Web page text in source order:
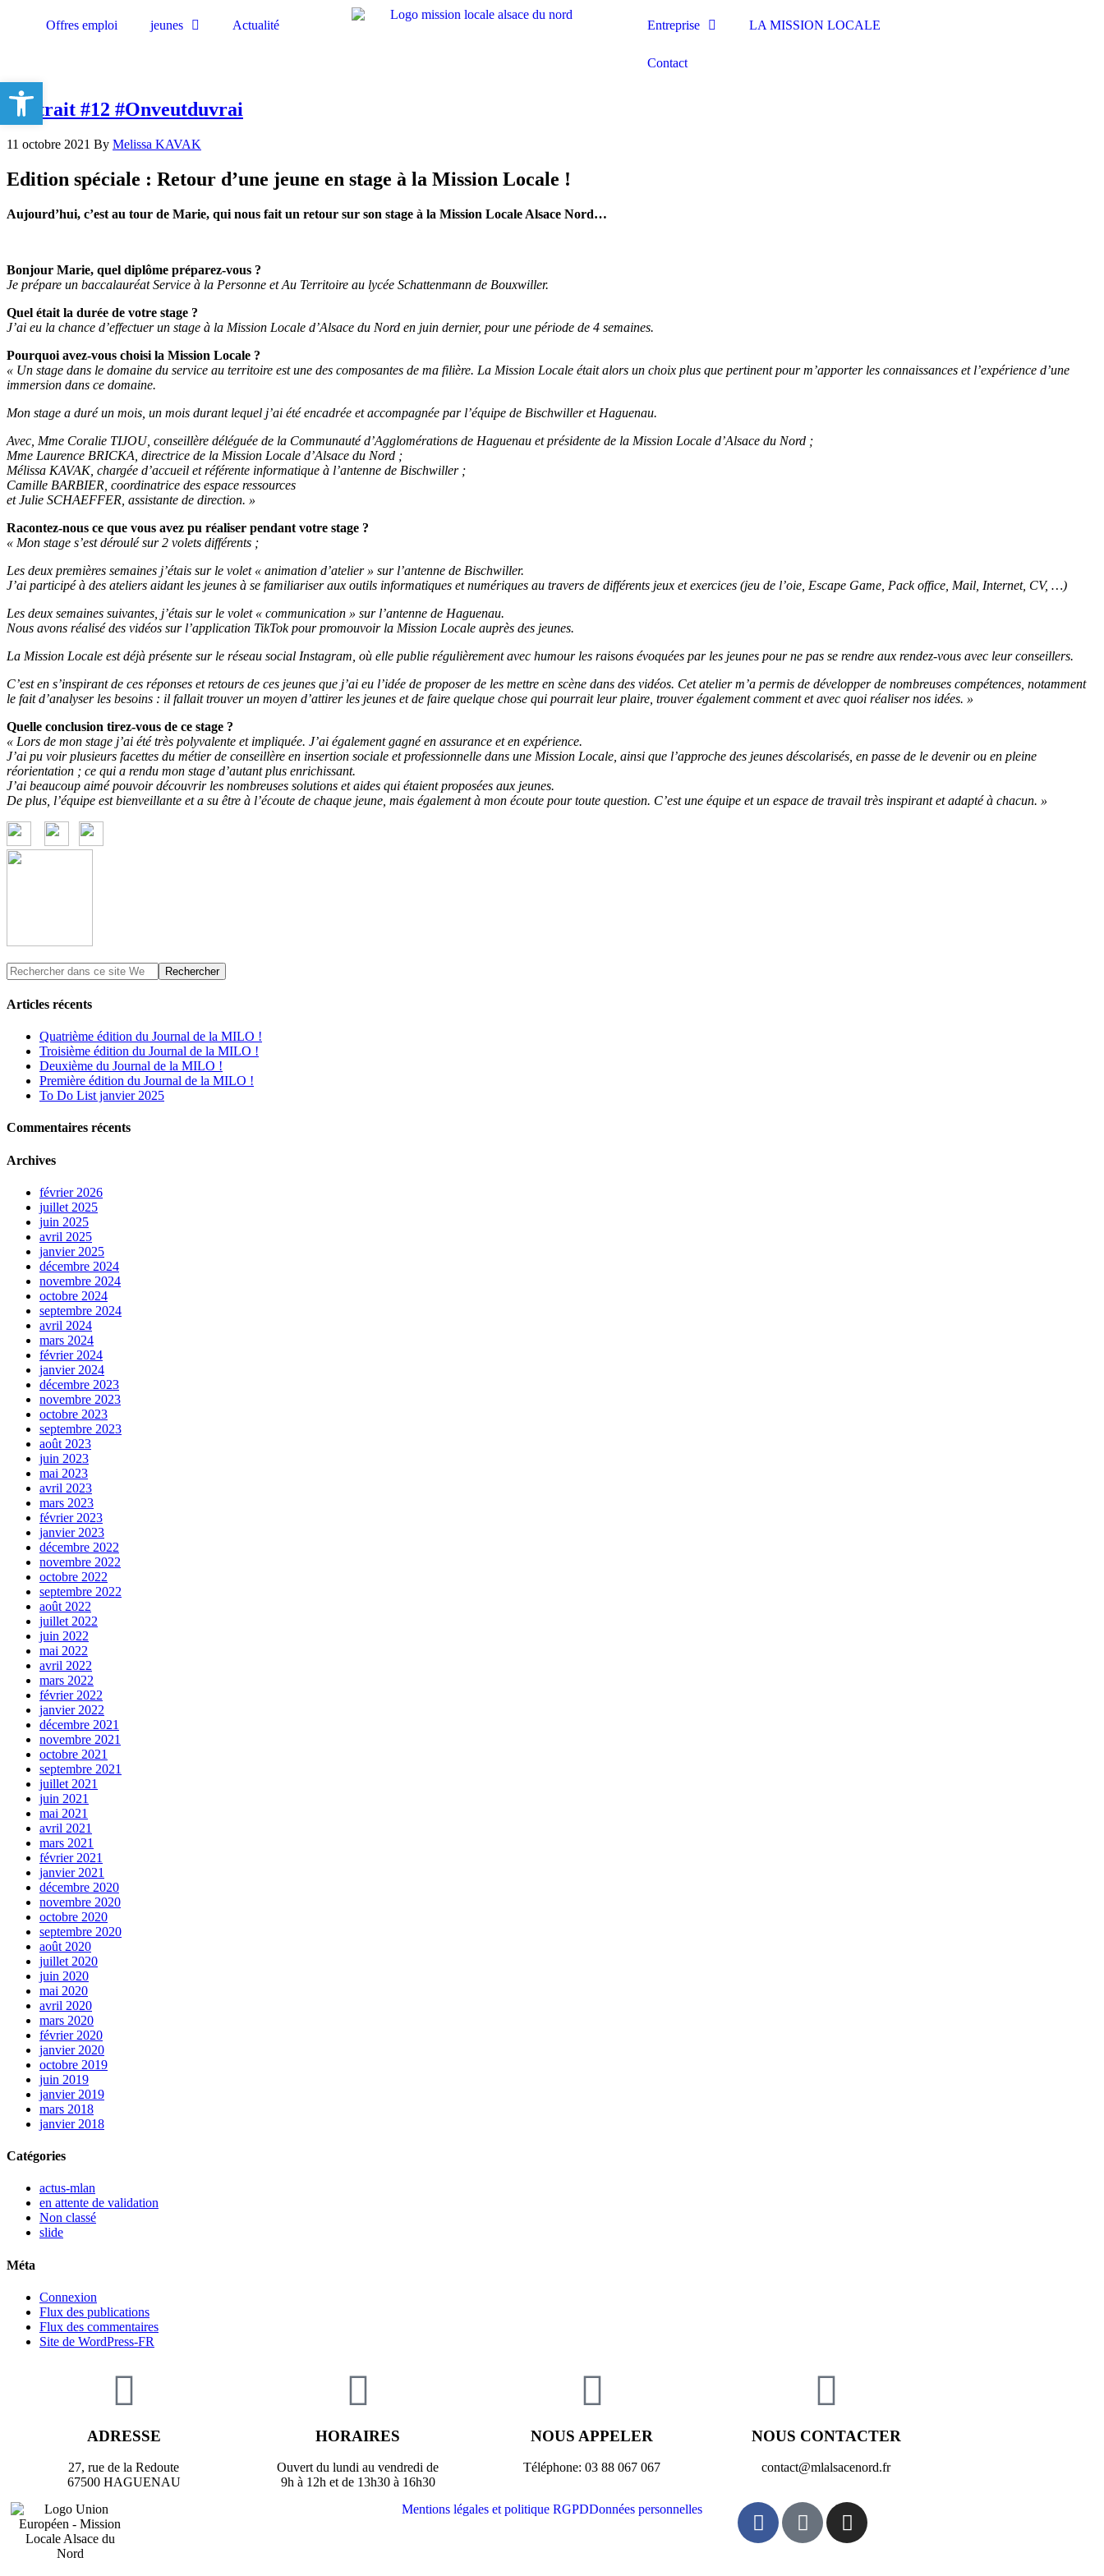
Offres emploi jeunes Actualité Entreprise LA MISSION LOCALE
Contact
Portrait #12 #Onveutduvrai
11 octobre 2021 By Melissa KAVAK
Edition spéciale : Retour d’une jeune en stage à la Mission Locale !
Aujourd’hui, c’est au tour de Marie, qui nous fait un retour sur son stage à la Mission Locale Alsace Nord…
Bonjour Marie, quel diplôme préparez-vous ?
Je prépare un baccalauréat Service à la Personne et Au Territoire au lycée Schattenmann de Bouxwiller.
Quel était la durée de votre stage ?
J’ai eu la chance d’effectuer un stage à la Mission Locale d’Alsace du Nord en juin dernier, pour une période de 4 semaines.
Pourquoi avez-vous choisi la Mission Locale ?
« Un stage dans le domaine du service au territoire est une des composantes de ma filière. La Mission Locale était alors un choix plus que pertinent pour m’apporter les connaissances et l’expérience d’une
immersion dans ce domaine.
Mon stage a duré un mois, un mois durant lequel j’ai été encadrée et accompagnée par l’équipe de Bischwiller et Haguenau.
Avec, Mme Coralie TIJOU, conseillère déléguée de la Communauté d’Agglomérations de Haguenau et présidente de la Mission Locale d’Alsace du Nord ;
Mme Laurence BRICKA, directrice de la Mission Locale d’Alsace du Nord ;
Mélissa KAVAK, chargée d’accueil et référente informatique à l’antenne de Bischwiller ;
Camille BARBIER, coordinatrice des espace ressources
et Julie SCHAEFFER, assistante de direction. »
Racontez-nous ce que vous avez pu réaliser pendant votre stage ?
« Mon stage s’est déroulé sur 2 volets différents ;
Les deux premières semaines j’étais sur le volet « animation d’atelier » sur l’antenne de Bischwiller.
J’ai participé à des ateliers aidant les jeunes à se familiariser aux outils informatiques et numériques au travers de différents jeux et exercices (jeu de l’oie, Escape Game, Pack office, Mail, Internet, CV, …)
Les deux semaines suivantes, j’étais sur le volet « communication » sur l’antenne de Haguenau.
Nous avons réalisé des vidéos sur l’application TikTok pour promouvoir la Mission Locale auprès des jeunes.
La Mission Locale est déjà présente sur le réseau social Instagram, où elle publie régulièrement avec humour les raisons évoquées par les jeunes pour ne pas se rendre aux rendez-vous avec leur conseillers.
C’est en s’inspirant de ces réponses et retours de ces jeunes que j’ai eu l’idée de proposer de les mettre en scène dans des vidéos. Cet atelier m’a permis de développer de nombreuses compétences, notamment
le fait d’analyser les besoins : il fallait trouver un moyen d’attirer les jeunes et de faire quelque chose qui pourrait leur plaire, trouver également comment et avec quoi réaliser nos idées. »
Quelle conclusion tirez-vous de ce stage ?
« Lors de mon stage j’ai été très polyvalente et impliquée. J’ai également gagné en assurance et en expérience.
J’ai pu voir plusieurs facettes du métier de conseillère en insertion sociale et professionnelle dans une Mission Locale, ainsi que l’approche des jeunes déscolarisés, en passe de le devenir ou en pleine
réorientation ; ce qui a rendu mon stage d’autant plus enrichissant.
J’ai beaucoup aimé pouvoir découvrir les nombreuses solutions et aides qui étaient proposées aux jeunes.
De plus, l’équipe est bienveillante et a su être à l’écoute de chaque jeune, mais également à mon écoute pour toute question. C’est une équipe et un espace de travail très inspirant et adapté à chacun. »
Articles récents
Quatrième édition du Journal de la MILO !
Troisième édition du Journal de la MILO !
Deuxième du Journal de la MILO !
Première édition du Journal de la MILO !
To Do List janvier 2025
Commentaires récents
Archives
février 2026
juillet 2025
juin 2025
avril 2025
janvier 2025
décembre 2024
novembre 2024
octobre 2024
septembre 2024
avril 2024
mars 2024
février 2024
janvier 2024
décembre 2023
novembre 2023
octobre 2023
septembre 2023
août 2023
juin 2023
mai 2023
avril 2023
mars 2023
février 2023
janvier 2023
décembre 2022
novembre 2022
octobre 2022
septembre 2022
août 2022
juillet 2022
juin 2022
mai 2022
avril 2022
mars 2022
février 2022
janvier 2022
décembre 2021
novembre 2021
octobre 2021
septembre 2021
juillet 2021
juin 2021
mai 2021
avril 2021
mars 2021
février 2021
janvier 2021
décembre 2020
novembre 2020
octobre 2020
septembre 2020
août 2020
juillet 2020
juin 2020
mai 2020
avril 2020
mars 2020
février 2020
janvier 2020
octobre 2019
juin 2019
janvier 2019
mars 2018
janvier 2018
Catégories
actus-mlan
en attente de validation
Non classé
slide
Méta
Connexion
Flux des publications
Flux des commentaires
Site de WordPress-FR
ADRESSE
27, rue de la Redoute
67500 HAGUENAU
HORAIRES
Ouvert du lundi au vendredi de
9h à 12h et de 13h30 à 16h30
NOUS APPELER
Téléphone: 03 88 067 067
NOUS CONTACTER
contact@mlalsacenord.fr
Mentions légales et politique RGPDDonnées personnelles
Ouvrir la barre d’outils